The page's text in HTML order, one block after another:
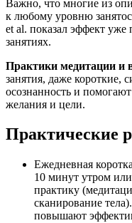
Важно, что многие из
к любому уровню
et al. показал эффект
занятиях.
Практики медитации и
занятия, даже короткие,
осознанность и
желания и цели.
Практические
Ежедневная
10 минут утром
практику
сканирование
повышают